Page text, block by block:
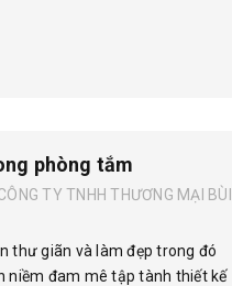
phòng tắm
TY TNHH THƯƠNG MẠI BÙI
thư giãn và làm đẹp trong đó
niềm đam mê tập tành thiết kế